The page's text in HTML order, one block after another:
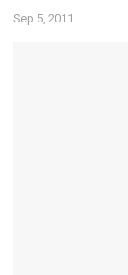
Sep 5, 2011